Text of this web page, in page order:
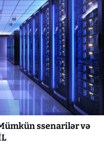
ssenarilər və